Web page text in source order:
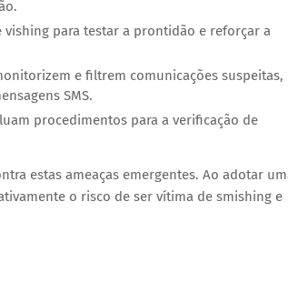
vishing para testar a prontidão e reforçar a
e filtrem comunicações suspeitas,
SMS.
procedimentos para a verificação de
estas ameaças emergentes. Ao adotar
o risco de ser vítima de smishing e